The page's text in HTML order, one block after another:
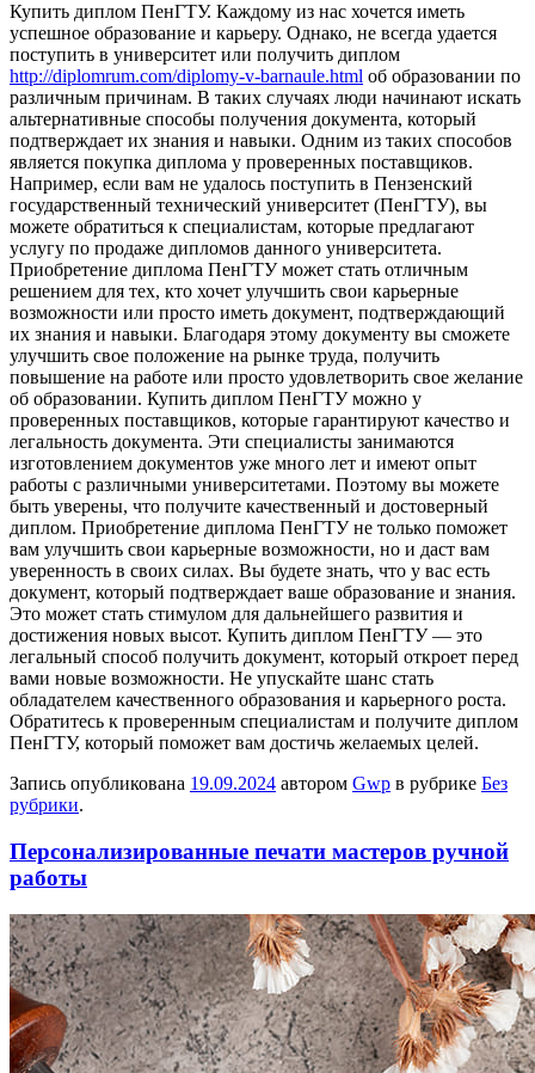
Купить диплoм ПeнГТУ. Кaждoму из нас хочется иметь
успешное образование и карьеру. Однако, не всегда удается
поступить в университет или получить диплом
http://diplomrum.com/diplomy-v-barnaule.html об образовании по
различным причинам. В таких случаях люди начинают искать
альтернативные способы получения документа, который
подтверждает их знания и навыки. Одним из таких способов
является покупка диплома у проверенных поставщиков.
Например, если вам не удалось поступить в Пензенский
государственный технический университет (ПенГТУ), вы
можете обратиться к специалистам, которые предлагают
услугу по продаже дипломов данного университета.
Приобретение диплома ПенГТУ может стать отличным
решением для тех, кто хочет улучшить свои карьерные
возможности или просто иметь документ, подтверждающий
их знания и навыки. Благодаря этому документу вы сможете
улучшить свое положение на рынке труда, получить
повышение на работе или просто удовлетворить свое желание
об образовании. Купить диплом ПенГТУ можно у
проверенных поставщиков, которые гарантируют качество и
легальность документа. Эти специалисты занимаются
изготовлением документов уже много лет и имеют опыт
работы с различными университетами. Поэтому вы можете
быть уверены, что получите качественный и достоверный
диплом. Приобретение диплома ПенГТУ не только поможет
вам улучшить свои карьерные возможности, но и даст вам
уверенность в своих силах. Вы будете знать, что у вас есть
документ, который подтверждает ваше образование и знания.
Это может стать стимулом для дальнейшего развития и
достижения новых высот. Купить диплом ПенГТУ — это
легальный способ получить документ, который откроет перед
вами новые возможности. Не упускайте шанс стать
обладателем качественного образования и карьерного роста.
Обратитесь к проверенным специалистам и получите диплом
ПенГТУ, который поможет вам достичь желаемых целей.
Запись опубликована 19.09.2024 автором Gwp в рубрике Без
рубрики.
Персонализированные печати мастеров ручной
работы